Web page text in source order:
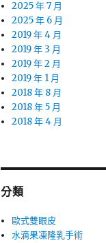
2025 年 7 月
2025 年 6 月
2019 年 4 月
2019 年 3 月
2019 年 2 月
2019 年 1 月
2018 年 8 月
2018 年 5 月
2018 年 4 月
分類
歐式雙眼皮
水滴果凍隆乳手術